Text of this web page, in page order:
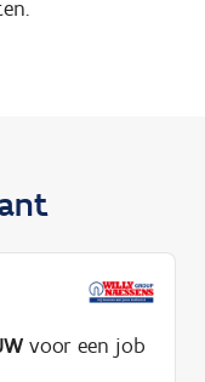
voor een job